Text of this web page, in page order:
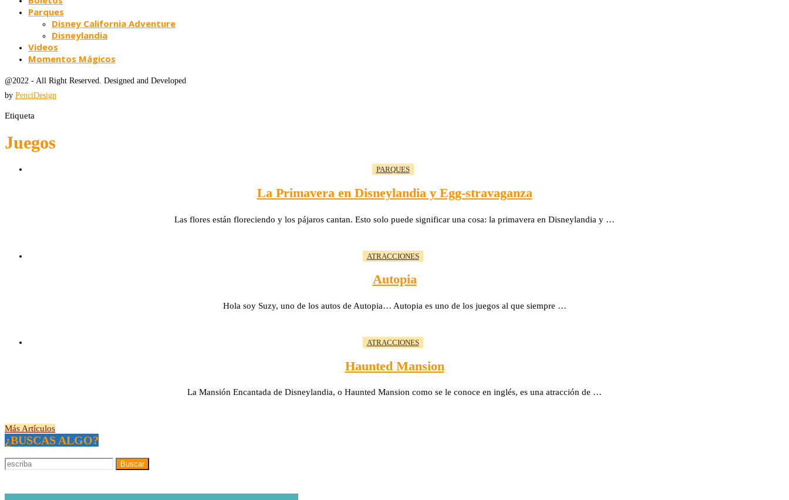
Parques
Disney California Adventure
Disneylandia
Videos
Momentos Mágicos
@2022 - All Right Reserved. Designed and Developed
by PenciDesign
Etiqueta
Juegos
PARQUES
La Primavera en Disneylandia y Egg-stravaganza
Las flores están floreciendo y los pájaros cantan. Esto solo puede significar una cosa: la primavera en Disneylandia y …
ATRACCIONES
Autopia
Hola soy Suzy, uno de los autos de Autopia… Autopia es uno de los juegos al que siempre …
ATRACCIONES
Haunted Mansion
La Mansión Encantada de Disneylandia, o Haunted Mansion como se le conoce en inglés, es una atracción de …
Más Artículos
¿BUSCAS ALGO?